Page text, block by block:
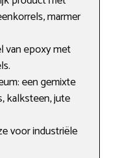
marmer
van epoxy met
een gemixte
kalksteen, jute
voor industriële